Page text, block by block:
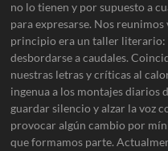
no lo tienen y por supuesto a
para expresarse. Nos
principio era un taller literario:
desbordarse a caudales.
nuestras letras y críticas al
ingenua a los montajes diarios
guardar silencio y alzar la voz
provocar algún cambio por
que formamos parte.